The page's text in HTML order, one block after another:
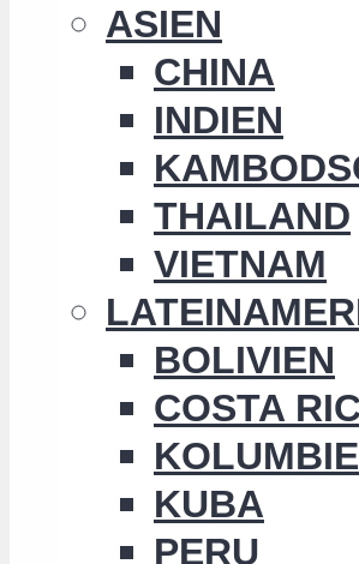
ASIEN
CHINA
INDIEN
THAILAND
VIETNAM
BOLIVIEN
COSTA
KUBA
PERU